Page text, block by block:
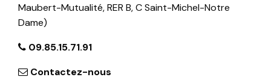
Maubert-Mutualité, RER B, C Saint-Michel-Notre
Dame)
09.85.15.71.91
Contactez-nous